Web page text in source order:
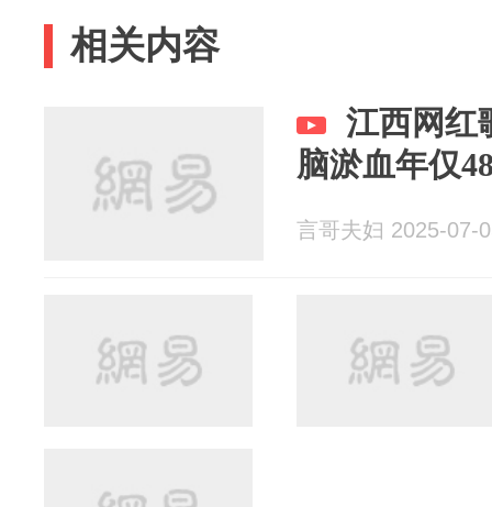
相关内容
江西网红
脑淤血年仅
言哥夫妇 2025-07-